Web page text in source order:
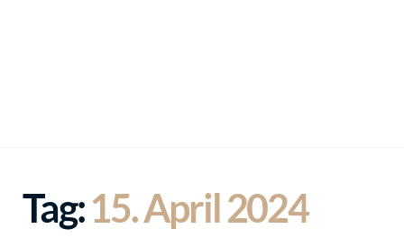
Tag:15. April 2024